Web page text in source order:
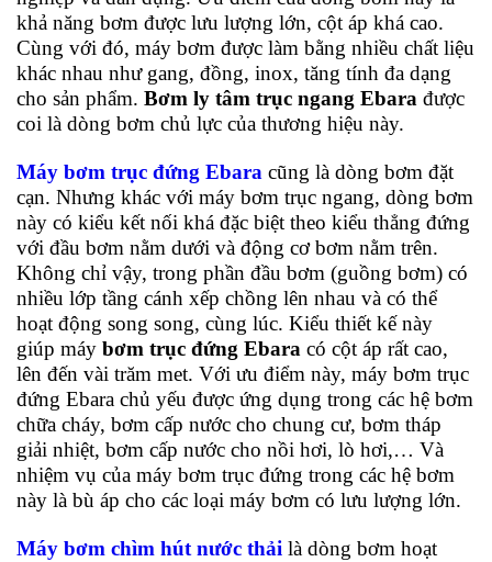
khả năng bơm được lưu lượng lớn, cột áp khá cao.
Cùng với đó, máy bơm được làm bằng nhiều chất liệu
khác nhau như gang, đồng, inox, tăng tính đa dạng
cho sản phẩm. Bơm ly tâm trục ngang Ebara được
coi là dòng bơm chủ lực của thương hiệu này.
Máy bơm trục đứng Ebara cũng là dòng bơm đặt
cạn. Nhưng khác với máy bơm trục ngang, dòng bơm
này có kiểu kết nối khá đặc biệt theo kiểu thẳng đứng
với đầu bơm nằm dưới và động cơ bơm nằm trên.
Không chỉ vậy, trong phần đầu bơm (guồng bơm) có
nhiều lớp tầng cánh xếp chồng lên nhau và có thể
hoạt động song song, cùng lúc. Kiểu thiết kế này
giúp máy bơm trục đứng Ebara có cột áp rất cao,
lên đến vài trăm met. Với ưu điểm này, máy bơm trục
đứng Ebara chủ yếu được ứng dụng trong các hệ bơm
chữa cháy, bơm cấp nước cho chung cư, bơm tháp
giải nhiệt, bơm cấp nước cho nồi hơi, lò hơi,… Và
nhiệm vụ của máy bơm trục đứng trong các hệ bơm
này là bù áp cho các loại máy bơm có lưu lượng lớn.
Máy bơm chìm hút nước thải là dòng bơm hoạt